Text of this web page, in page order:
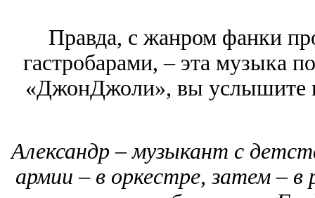
Правда, с жанром фанки
гастробарами, – эта музыка
«ДжонДжоли», вы услышите
Александр – музыкант с
армии – в оркестре, затем –